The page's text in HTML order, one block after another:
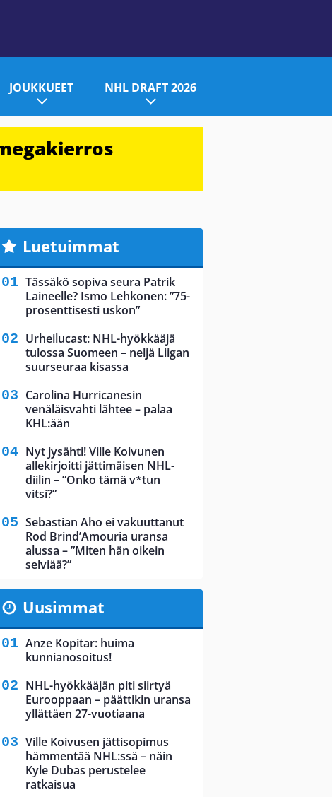
JOUKKUEET NHL DRAFT 2026
Luetuimmat
Tässäkö sopiva seura Patrik
Laineelle? Ismo Lehkonen: ”75-
prosenttisesti uskon”
Urheilucast: NHL-hyökkääjä
tulossa Suomeen – neljä Liigan
suurseuraa kisassa
Carolina Hurricanesin
venäläisvahti lähtee – palaa
KHL:ään
Nyt jysähti! Ville Koivunen
allekirjoitti jättimäisen NHL-
diilin – ”Onko tämä v*tun
vitsi?”
Sebastian Aho ei vakuuttanut
Rod Brind’Amouria uransa
alussa – ”Miten hän oikein
selviää?”
Uusimmat
Anze Kopitar: huima
kunnianosoitus!
NHL-hyökkääjän piti siirtyä
Eurooppaan – päättikin uransa
yllättäen 27-vuotiaana
Ville Koivusen jättisopimus
hämmentää NHL:ssä – näin
Kyle Dubas perustelee
ratkaisua